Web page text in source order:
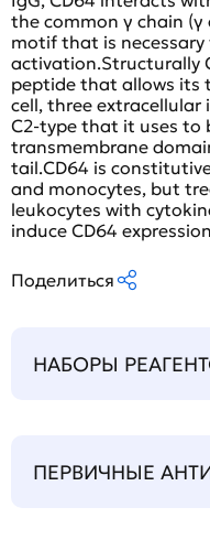
the common γ chain (γ
motif that is
activation.Structurally
peptide that allows its
cell, three
C2-type that it uses to
transmembrane
tail.CD64 is
and monocytes, but
leukocytes with
induce CD64
Поделиться
НАБОРЫ
ПЕРВИЧНЫЕ